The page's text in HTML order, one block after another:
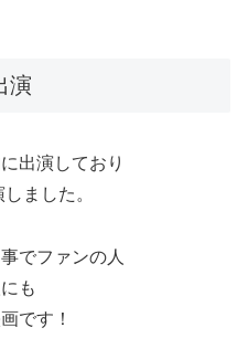
演
出演しており
ました。
でファンの人
も
です！